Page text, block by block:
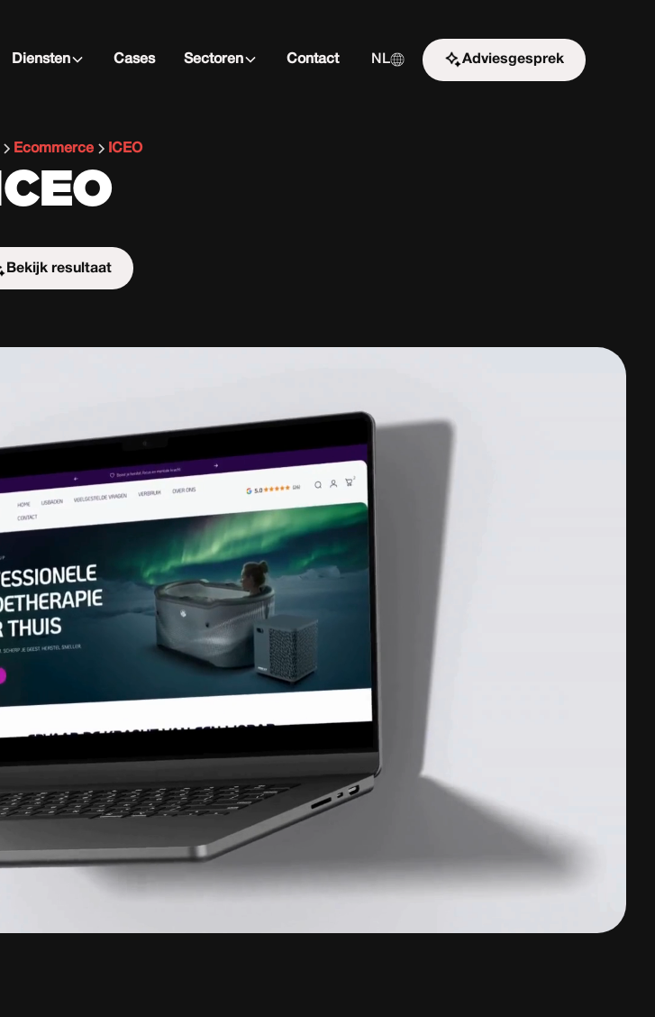
Diensten Cases Sectoren Contact NL
Adviesgesprek
Start de uitdaging
Ecommerce ICEO
ICEO
Bekijk resultaat
Start de uitdaging